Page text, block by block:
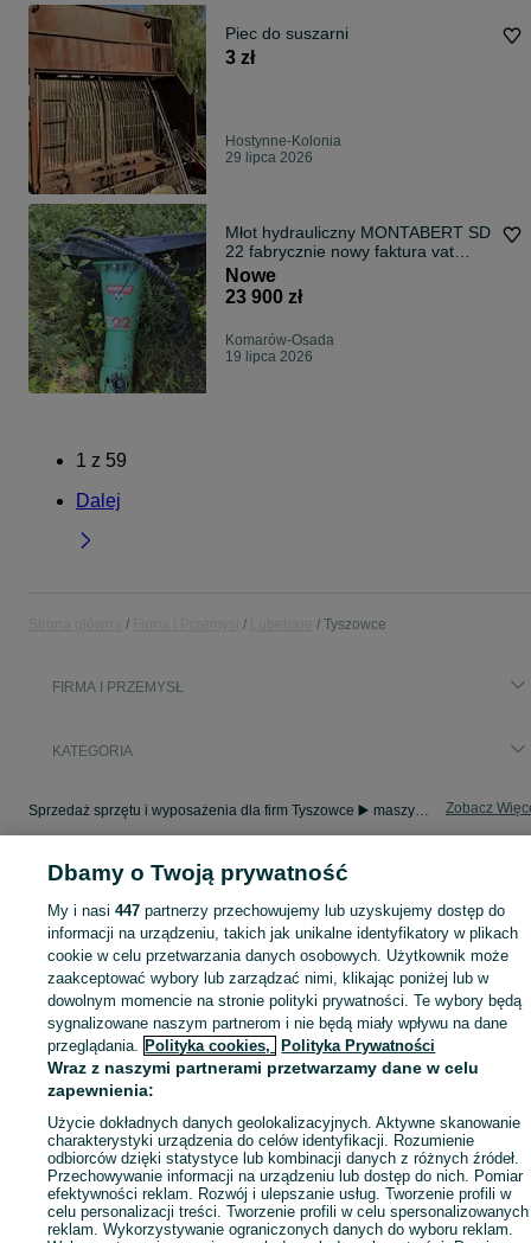
Piec do suszarni
3 zł
Hostynne-Kolonia
29 lipca 2026
Młot hydrauliczny MONTABERT SD
22 fabrycznie nowy faktura vat
bobcat
Nowe
23 900 zł
Komarów-Osada
19 lipca 2026
1 z 59
Dalej
Tyszowce
FIRMA I PRZEMYSŁ
KATEGORIA
Sprzedaż sprzętu i wyposażenia dla firm Tyszowce ▶️ maszyny, biuro i inne ✅ Nowe i używane w atrakcyjnych cenach ✌ Sprawdź oferty na OLX.pl! Zobacz
Mapa kategorii
Mapa miejscowości
Mapa ministron
Popularne wyszukiwania
Dbamy o Twoją prywatność
My i nasi447 partnerzy przechowujemy lub uzyskujemy dostęp do
informacji na urządzeniu, takich jak unikalne identyfikatory w plikach
cookie w celu przetwarzania danych osobowych. Użytkownik może
zaakceptować wybory lub zarządzać nimi, klikając poniżej lub w
dowolnym momencie na stronie polityki prywatności. Te wybory będą
sygnalizowane naszym partnerom i nie będą miały wpływu na dane
przeglądania. Polityka cookies, Polityka Prywatności
Wraz z naszymi partnerami przetwarzamy dane w celu
zapewnienia:
Użycie dokładnych danych geolokalizacyjnych. Aktywne skanowanie
charakterystyki urządzenia do celów identyfikacji. Rozumienie
odbiorców dzięki statystyce lub kombinacji danych z różnych źródeł.
Przechowywanie informacji na urządzeniu lub dostęp do nich. Pomiar
efektywności reklam. Rozwój i ulepszanie usług. Tworzenie profili w
celu personalizacji treści. Tworzenie profili w celu spersonalizowanych
reklam. Wykorzystywanie ograniczonych danych do wyboru reklam.